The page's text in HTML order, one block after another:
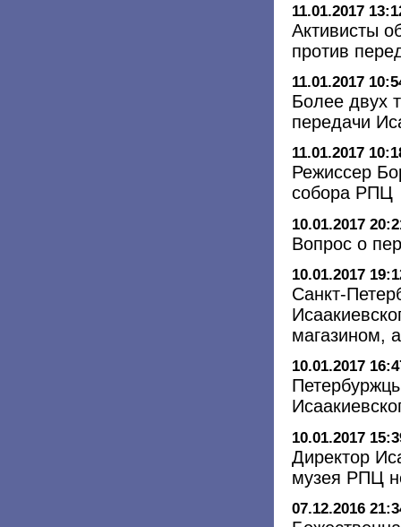
11.01.2017
Активисты
против
11.01.2017
Более двух
передачи
11.01.2017
Режиссер
собора РПЦ
10.01.2017
Вопрос о
10.01.2017
Санкт-
магазином,
10.01.2017
10.01.2017
Директор
музея РПЦ
07.12.2016